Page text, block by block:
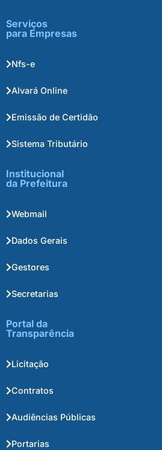
Serviços
para Empresas
Nfs-e
Alvará Online
Emissão de Certidão
Sistema Tributário
Institucional
da Prefeitura
Webmail
Dados Gerais
Gestores
Secretarias
Portal da
Transparência
Licitação
Contratos
Audiências Públicas
Portarias